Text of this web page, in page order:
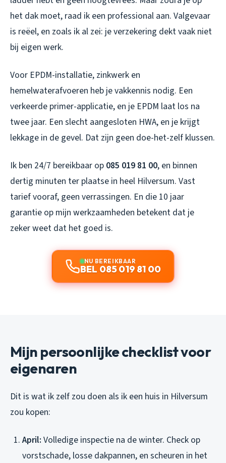
het dak moet, raad ik een professional aan. Valgevaar
is reëel, en zoals ik al zei: je verzekering dekt vaak niet
bij eigen werk.
Voor EPDM-installatie, zinkwerk en
hemelwaterafvoeren heb je vakkennis nodig. Een
verkeerde primer-applicatie, en je EPDM laat los na
twee jaar. Een slecht aangesloten HWA, en je krijgt
lekkage in de gevel. Dat zijn geen doe-het-zelf klussen.
Ik ben 24/7 bereikbaar op 085 019 81 00, en binnen
dertig minuten ter plaatse in heel Hilversum. Vast
tarief vooraf, geen verrassingen. En die 10 jaar
garantie op mijn werkzaamheden betekent dat je
zeker weet dat het goed is.
NU BEREIKBAAR
BEL 085 019 81 00
Mijn persoonlijke checklist voor
eigenaren
Dit is wat ik zelf zou doen als ik een huis in Hilversum
zou kopen:
April: Volledige inspectie na de winter. Check op
vorstschade, losse dakpannen, en scheuren in het